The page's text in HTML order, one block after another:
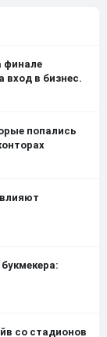
финале
вход в бизнес.
попались
со стадионов